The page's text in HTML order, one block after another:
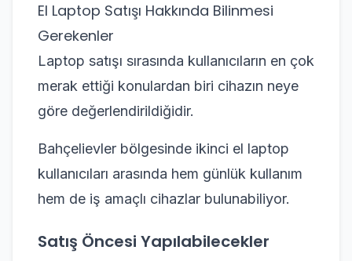
El Laptop Satışı Hakkında Bilinmesi
Gerekenler
Laptop satışı sırasında kullanıcıların en çok
merak ettiği konulardan biri cihazın neye
göre değerlendirildiğidir.
Bahçelievler bölgesinde ikinci el laptop
kullanıcıları arasında hem günlük kullanım
hem de iş amaçlı cihazlar bulunabiliyor.
Satış Öncesi Yapılabilecekler